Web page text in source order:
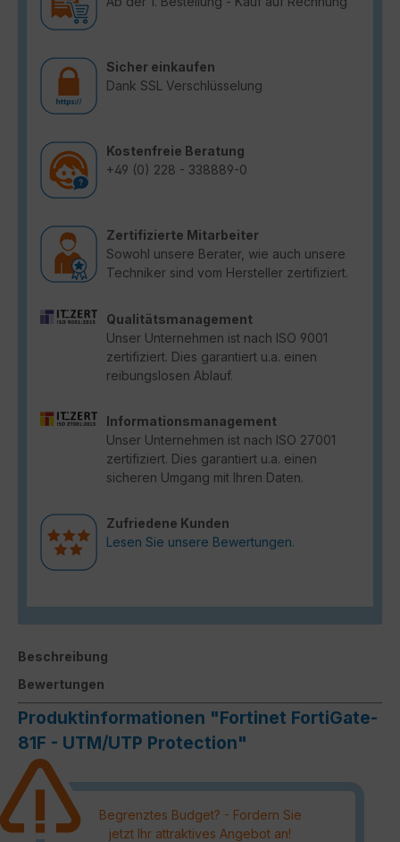
Sicher einkaufen
Dank SSL Verschlüsselung
Kostenfreie Beratung
+49 (0) 228 - 338889-0
Zertifizierte Mitarbeiter
Sowohl unsere Berater, wie auch unsere
Techniker sind vom Hersteller zertifiziert.
Qualitätsmanagement
Unser Unternehmen ist nach ISO 9001
zertifiziert. Dies garantiert u.a. einen
reibungslosen Ablauf.
Informationsmanagement
Unser Unternehmen ist nach ISO 27001
zertifiziert. Dies garantiert u.a. einen
sicheren Umgang mit Ihren Daten.
Zufriedene Kunden
Lesen Sie unsere Bewertungen.
Beschreibung
Bewertungen
Produktinformationen "Fortinet FortiGate-
81F - UTM/UTP Protection"
Begrenztes Budget? - Fordern Sie
jetzt Ihr attraktives Angebot an!